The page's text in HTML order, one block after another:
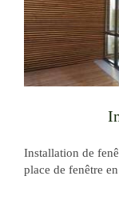
Installation de
place de fenêtre